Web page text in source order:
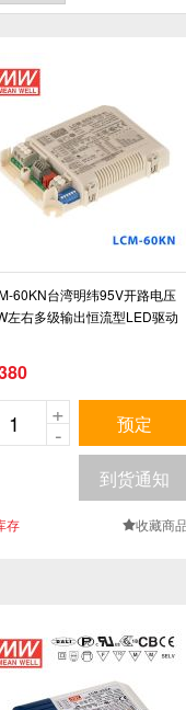
60KN台湾明纬95V开路电压
左右多级输出恒流型LED驱动
-
+ 预定
到货通知
存 .收藏商